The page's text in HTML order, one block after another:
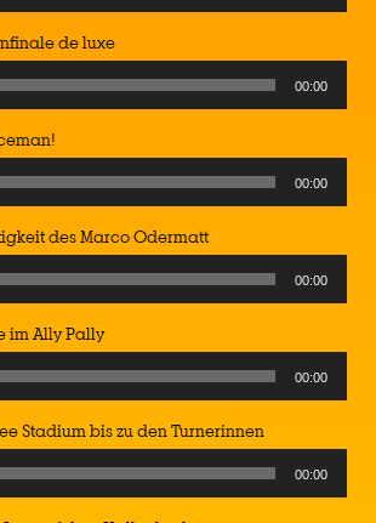
de luxe
00:00
00:00
des Marco Odermatt
00:00
im Ally Pally
00:00
Stadium bis zu den Turnerinnen
00:00